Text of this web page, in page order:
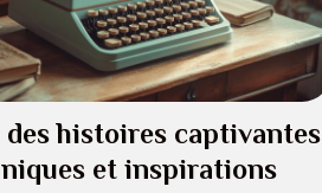
des histoires captivantes
et inspirations